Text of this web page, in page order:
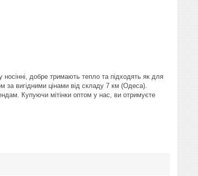
носінні, добре тримають тепло та підходять як для
за вигідними цінами від складу 7 км (Одеса).
Купуючи мітінки оптом у нас, ви отримуєте